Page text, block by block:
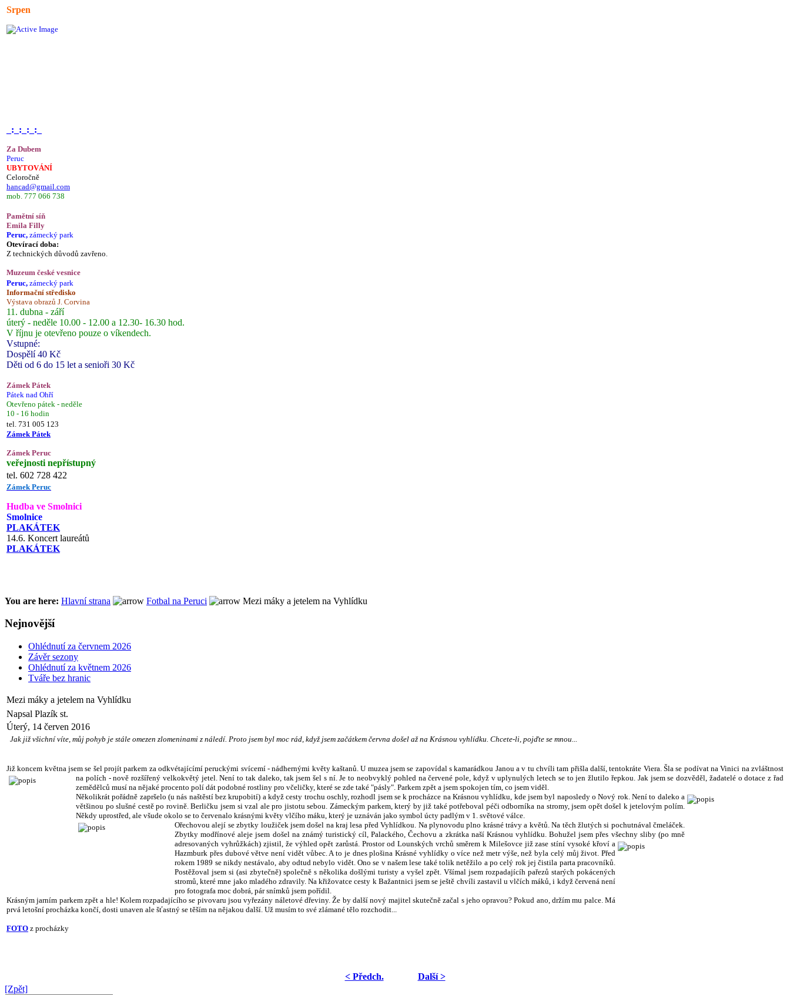
Srpen
_:_:_:_:_
Za Dubem
Peruc
UBYTOVÁNÍ
Celoročně
hancad@gmail.com
mob. 777 066 738
Pamětní síň
Emila Filly
Peruc, zámecký park
Otevírací doba:
Z technických důvodů zavřeno.
Muzeum české vesnice
Peruc, zámecký park
Informační středisko
Výstava obrazů J. Corvina
11. dubna - září
úterý - neděle 10.00 - 12.00 a 12.30- 16.30 hod.
V říjnu je otevřeno pouze o víkendech.
Vstupné:
Dospělí 40 Kč
Děti od 6 do 15 let a senioři 30 Kč
Zámek Pátek
Pátek nad Ohří
Otevřeno pátek - neděle
10 - 16 hodin
tel. 731 005 123
Zámek Pátek
Zámek Peruc
veřejnosti nepřístupný
tel. 602 728 422
Zámek Peruc
Hudba ve Smolnici
Smolnice
PLAKÁTEK
14.6. Koncert laureátů
PLAKÁTEK
You are here: Hlavní strana Fotbal na Peruci Mezi máky a jetelem na Vyhlídku
Nejnovější
Ohlédnutí za červnem 2026
Závěr sezony
Ohlédnutí za květnem 2026
Tváře bez hranic
Mezi máky a jetelem na Vyhlídku
Napsal Plazík st.
Úterý, 14 červen 2016
Jak již všichní víte, můj pohyb je stále omezen zlomeninami z náledí. Proto jsem byl moc rád, když jsem začátkem června došel až na Krásnou vyhlídku. Chcete-li, pojďte se mnou...
Již koncem května jsem se šel projít parkem za odkvétajícímí peruckými svícemí - nádhernými květy kaštanů. U muzea jsem se zapovídal s kamarádkou Janou a v tu chvíli tam přišla další, tentokráte Viera. Šla se podívat na Vinici na zvláštnost
na polích - nově rozšířený velkokvětý jetel. Není to tak daleko, tak jsem šel s ní.Je to neobvyklý pohled na červené pole, když v uplynulých letech se to jen žlutilo řepkou. Jak jsem se dozvěděl, žadatelé o dotace z řad
zemědělců musí na nějaké procento polí dát podobné rostliny pro včeličky, které se zde také "pásly". Parkem zpět a jsem spokojen tím, co jsem viděl.
Několikrát pořádně zapršelo (u nás naštěstí bez krupobití) a když cesty trochu oschly, rozhodl jsem se k procházce na Krásnou vyhlídku, kde jsem byl naposledy o Nový rok. Není to daleko a
většinou po slušné cestě po rovině. Berličku jsem si vzal ale pro jistotu sebou. Zámeckým parkem, který by již také potřeboval péči odborníka na stromy, jsem opět došel k jetelovým polím.
Někdy uprostřed, ale všude okolo se to červenalo krásnými květy vlčího máku, který je uznáván jako symbol úcty padlým v 1. světové válce.
Ořechovou alejí se zbytky loužiček jsem došel na kraj lesa před Vyhlídkou. Na plynovodu plno krásné trávy a květů. Na těch žlutých si pochutnával čmeláček.
Zbytky modřínové aleje jsem došel na známý turistický cíl, Palackého, Čechovu a zkrátka naší Krásnou vyhlídku. Bohužel jsem přes všechny sliby (po mně
adresovaných vyhrůžkách) zjistil, že výhled opět zarůstá. Prostor od Lounských vrchů směrem k Milešovce již zase stíní vysoké křoví a
Hazmburk přes dubové větve není vidět vůbec. A to je dnes plošina Krásné vyhlídky o více než metr výše, než byla celý můj život. Před
rokem 1989 se nikdy nestávalo, aby odtud nebylo vidět. Ono se v našem lese také tolik netěžilo a po celý rok jej čistila parta pracovníků.
Postěžoval jsem si (asi zbytečně) společně s několika došlými turisty a vyšel zpět. Všímal jsem rozpadajícíh pařezů starých pokácených
stromů, které mne jako mladého zdravily. Na křižovatce cesty k Bažantnici jsem se ještě chvíli zastavil u vlčích máků, i když červená není
pro fotografa moc dobrá, pár snímků jsem pořídil.
Krásným jarním parkem zpět a hle! Kolem rozpadajícího se pivovaru jsou vyřezány náletové dřeviny. Že by další nový majitel skutečně začal s jeho opravou? Pokud ano, držím mu palce. Má
prvá letošní procházka končí, dosti unaven ale šťastný se těším na nějakou další. Už musím to své zlámané tělo rozchodit...
FOTO z procházky
< Předch.
Další >
[Zpět]